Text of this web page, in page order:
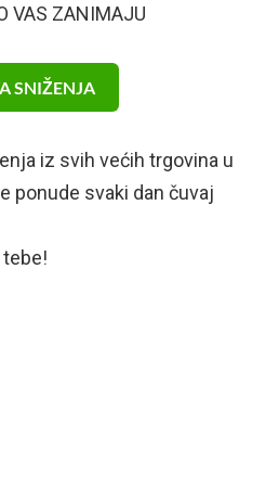
VAS ZANIMAJU
SNIŽENJA
iz svih većih trgovina u
ponude svaki dan čuvaj